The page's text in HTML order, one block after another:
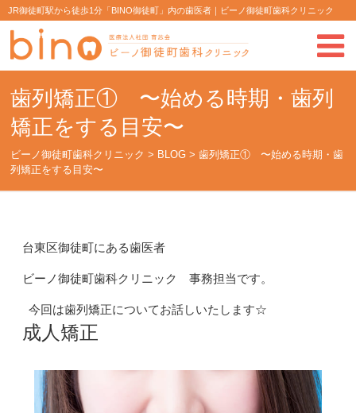
JR御徒町駅から徒歩1分「BINO御徒町」内の歯医者｜ビーノ御徒町歯科クリニック
歯列矯正① 〜始める時期・歯列
矯正をする目安〜
ビーノ御徒町歯科クリニック > BLOG >歯列矯正① 〜始める時期・歯
列矯正をする目安〜
台東区御徒町にある歯医者
ビーノ御徒町歯科クリニック 事務担当です。
今回は歯列矯正についてお話しいたします☆
成人矯正